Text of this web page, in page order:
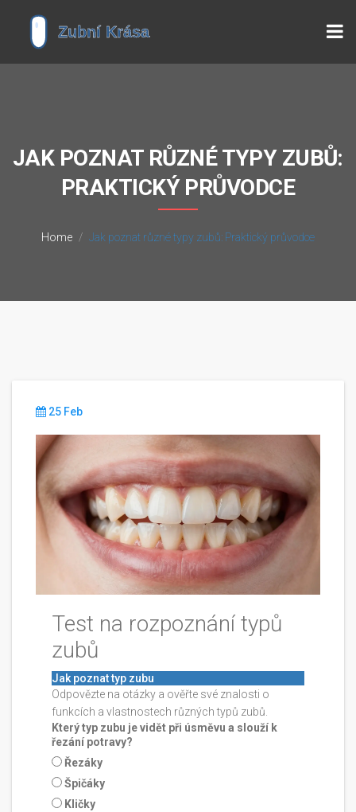
JAK POZNAT RŮZNÉ TYPY ZUBŮ:
PRAKTICKÝ PRŮVODCE
Home Jak poznat různé typy zubů: Praktický průvodce
25 Feb
Test na rozpoznání typů
zubů
Jak poznat typ zubu
Odpovězte na otázky a ověřte své znalosti o
funkcích a vlastnostech různých typů zubů.
Který typ zubu je vidět při úsměvu a slouží k
řezání potravy?
Řezáky
Špičáky
Kličky